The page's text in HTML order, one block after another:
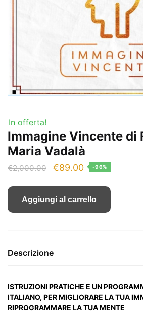
In offerta!
Immagine Vincente di
Maria Vadalà
€2,000.00
Il
originale
€89.00Il
attuale
-96%
Aggiungi al carrello
Descrizione
ISTRUZIONI PRATICHE E UN
ITALIANO, PER MIGLIORARE LA TUA
RIPROGRAMMARE LA TUA MENTE